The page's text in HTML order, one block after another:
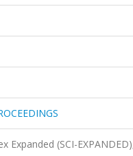
Expanded (SCI-